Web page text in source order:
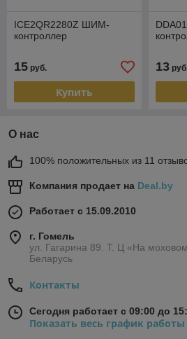
ICE2QR2280Z ШИМ-
контроллер
15 руб.
Купить
13
О нас
100% положительных из 11
Компания продает на Deal.by
Работает с 15.09.2010
г. Гомель
ул. Гагарина 89. Т. Ц «На
Беларусь
Контакты
Сегодня работает с 09:00 до
Показать весь график работы